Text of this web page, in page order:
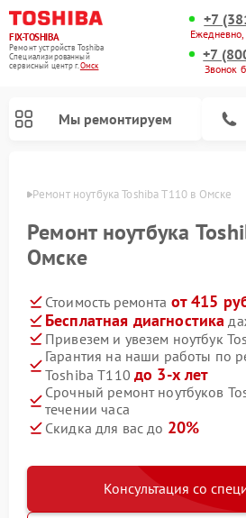
FIX-TOSHIBA
Ремонт устройств Toshiba
Специализированный
cервисный центр г.Омск
+7
+7
Звонок
Мы ремонтируем
Ремонт ноутбука Toshiba T110 в Омске
Ремонт ноутбука
Омске
Стоимость ремонта от 415
Бесплатная диагностика
Привезем и увезем ноутбук
Гарантия на наши работы по
Toshiba T110 до 3-х лет
Срочный ремонт ноутбуков
течении часа
Скидка для вас до 20%
Консультация со